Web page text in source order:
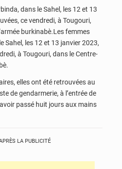
dans le Sahel, les 12 et 13
ce vendredi, à Tougouri,
burkinabè.Les femmes
Sahel, les 12 et 13 janvier 2023,
à Tougouri, dans le Centre-
elles ont été retrouvées au
de gendarmerie, à l’entrée de
passé huit jours aux mains
LA PUBLICITÉ